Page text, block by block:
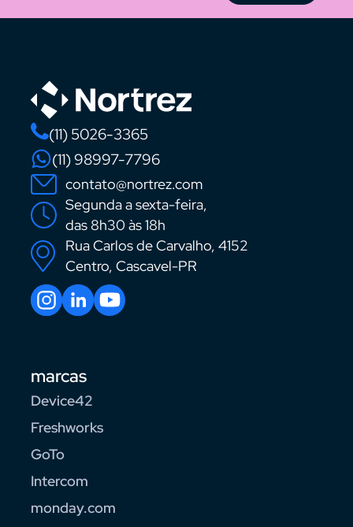
(11) 5026-3365
(11) 98997-7796
contato@nortrez.com
Segunda a sexta-feira,
das 8h30 às 18h
Rua Carlos de Carvalho, 4152
Centro, Cascavel-PR
marcas
Device42
Freshworks
GoTo
Intercom
monday.com